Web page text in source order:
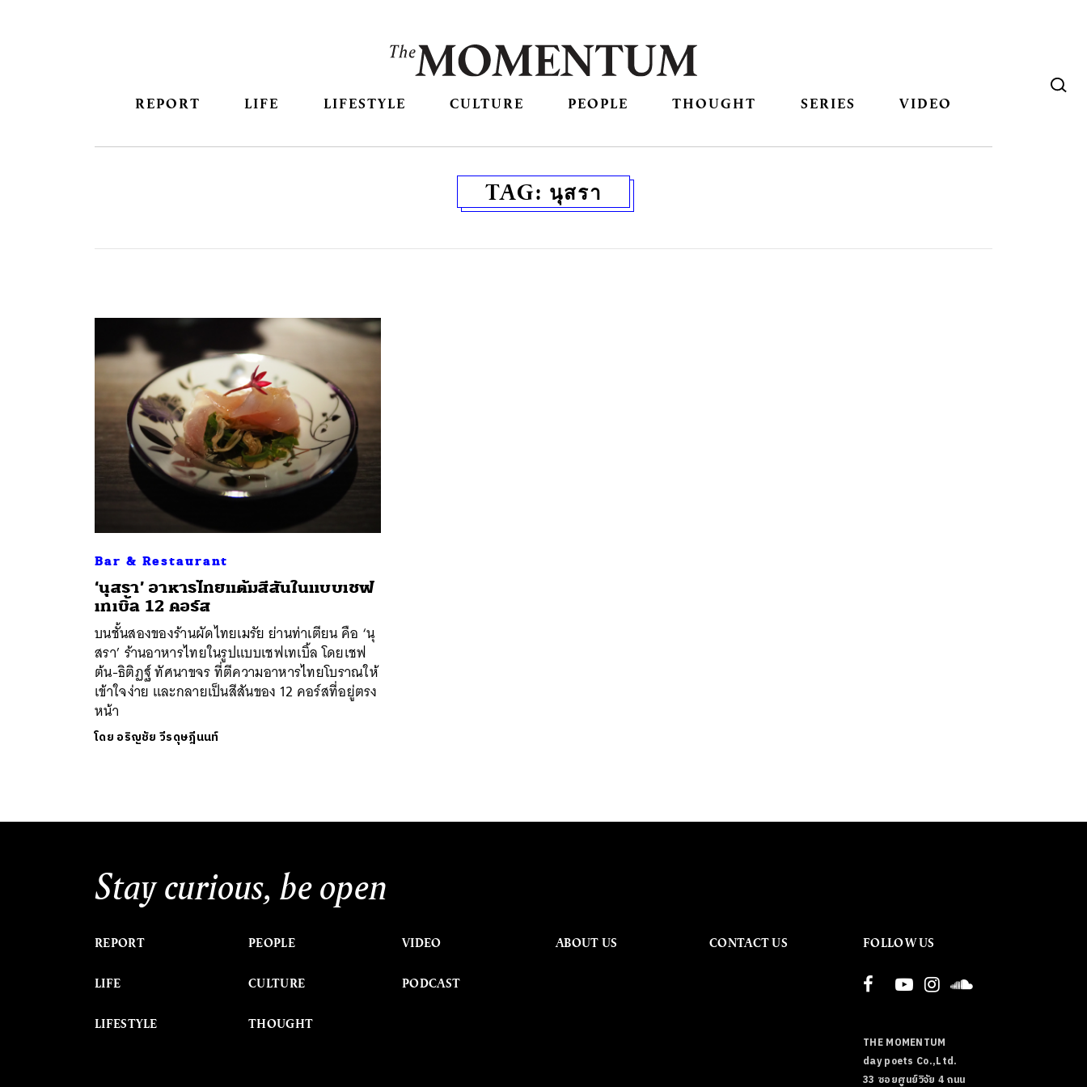
REPORT LIFE LIFESTYLE CULTURE PEOPLE THOUGHT SERIES VIDEO
TAG: นุสรา
Bar & Restaurant
‘นุสรา’ อาหารไทยแต้มสีสันในแบบเชฟ
เทเบิ้ล 12 คอร์ส
บนชั้นสองของร้านผัดไทยเมรัย ย่านท่าเตียน คือ ‘นุ
สรา’ ร้านอาหารไทยในรูปแบบเชฟเทเบิ้ล โดยเชฟ
ต้น-ธิติฏฐ์ ทัศนาขจร ที่ตีความอาหารไทยโบราณให้
เข้าใจง่าย และกลายเป็นสีสันของ 12 คอร์สที่อยู่ตรง
หน้า
โดย อริญชัย วีรดุษฎีนนท์
Stay curious, be open
REPORT
LIFE
LIFESTYLE
PEOPLE
CULTURE
THOUGHT
VIDEO
PODCAST
ABOUT US CONTACT US FOLLOW US
THE MOMENTUM
day poets Co.,Ltd.
33 ซอยศูนย์วิจัย 4 ถนน
ค้นหา